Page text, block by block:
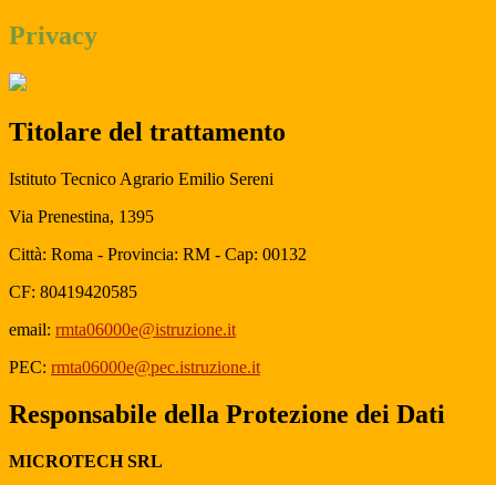
Privacy
Titolare del trattamento
Istituto Tecnico Agrario Emilio Sereni
Via Prenestina, 1395
Città: Roma - Provincia: RM - Cap: 00132
CF: 80419420585
email: rmta06000e@istruzione.it
PEC: rmta06000e@pec.istruzione.it
Responsabile della Protezione dei Dati
MICROTECH SRL